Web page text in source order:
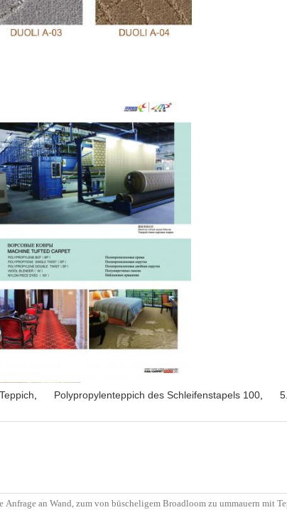
Polypropylenteppich des Schleifenstapels 100